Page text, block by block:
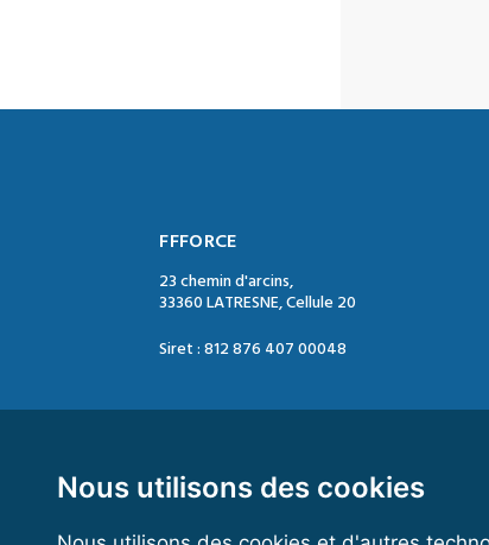
Nous utilisons des cookies
FFFORCE
23 chemin d'arcins,
33360 LATRESNE, Cellule 20
Siret : 812 876 407 00048
Mail : contact@ffforce.fr